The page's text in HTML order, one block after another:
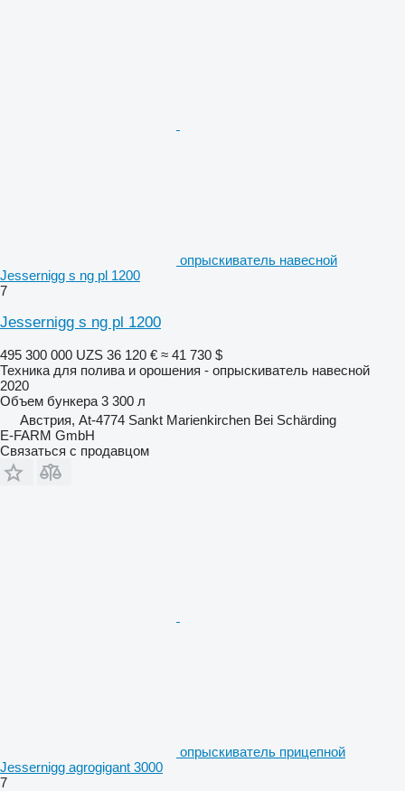
опрыскиватель навесной
Jessernigg s ng pl 1200
7
Jessernigg s ng pl 1200
495 300 000 UZS 36 120 € ≈ 41 730 $
Техника для полива и орошения - опрыскиватель навесной
2020
Объем бункера 3 300 л
Австрия, At-4774 Sankt Marienkirchen Bei Schärding
E-FARM GmbH
Связаться с продавцом
опрыскиватель прицепной
Jessernigg agrogigant 3000
7